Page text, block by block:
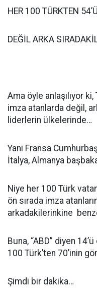
HER 100 TÜRKTEN
DEĞİL ARKA
Ama öyle anlaşılıyor ki,
imza atanlarda değil,
liderlerin ülkelerinde…
Yani Fransa
İtalya, Almanya
Niye her 100 Türk
ön sırada imza
arkadakilerinkine
Buna, “ABD” diyen
100 Türk’ten 70’inin
Şimdi bir dakika…